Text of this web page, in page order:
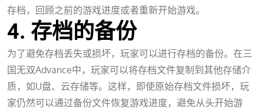
存档，回顾之前的游戏进度或者重新开始游戏。
4. 存档的备份
为了避免存档丢失或损坏，玩家可以进行存档的备份。在三
国无双Advance中，玩家可以将存档文件复制到其他存储介
质，如U盘、云存储等。这样，即使原始存档文件损坏，玩
家仍然可以通过备份文件恢复游戏进度，避免从头开始游